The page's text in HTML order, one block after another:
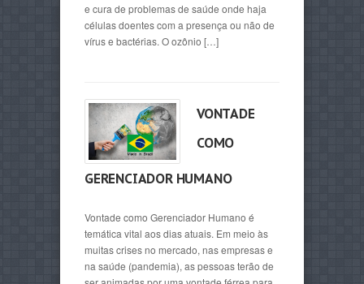
e cura de problemas de saúde onde haja
células doentes com a presença ou não de
vírus e bactérias. O ozônio […]
VONTADE
COMO
GERENCIADOR HUMANO
Vontade como Gerenciador Humano é
temática vital aos dias atuais. Em meio às
muitas crises no mercado, nas empresas e
na saúde (pandemia), as pessoas terão de